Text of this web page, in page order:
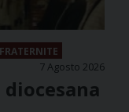
7 Agosto 2026